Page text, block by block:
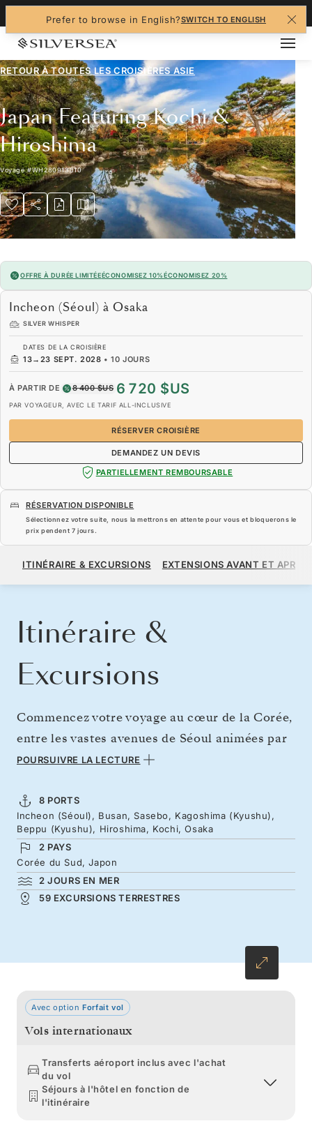
Prefer to browse in English?SWITCH TO ENGLISH
RETOUR À TOUTES LESCROISIÈRES ASIE
Japan Featuring Kochi &
Hiroshima
Voyage#WH280913010
OFFRE À DURÉE LIMITÉEÉCONOMISEZ 10%ÉCONOMISEZ 20%
Incheon (Séoul) à Osaka
SILVER WHISPER
DATES DE LA CROISIÈRE
13→ 23 SEPT. 2028 •10 JOURS
À PARTIR DE 8 400 $US 6 720 $US
PAR VOYAGEUR, AVEC LE TARIF ALL-INCLUSIVE
RÉSERVER CROISIÈRE
DEMANDEZ UN DEVIS
PARTIELLEMENT REMBOURSABLE
RÉSERVATION DISPONIBLE
Sélectionnez votre suite, nous la mettrons en attente pour vous et bloquerons le
prix pendent 7 jours.
À PARTIR DE 6 720 $US
ITINÉRAIRE & EXCURSIONS EXTENSIONS AVANT ET APRÈS
Itinéraire &
Excursions
Commencez votre voyage au cœur de la Corée,
entre les vastes avenues de Séoul animées par
la culture pop et les étals de street food, puis
bouddhistes classés au patrimoine mondial de
l’UNESCO. Puis mettez le cap sur le Japon, en
commençant par l’archipel éparpillé de
Kujūkushima, avant de découvrir le décor
volcanique de Kagoshima, les sources
thermales fumantes de Beppu et le Parc du
dans l’effervescente Osaka vous laisse tout le
temps d’explorer les temples et sanctuaires
aux toits courbés de Kyoto ou de Nara.
POURSUIVRE LA LECTURE
8 PORTS
Incheon (Séoul), Busan, Sasebo, Kagoshima (Kyushu),
Beppu (Kyushu), Hiroshima, Kochi, Osaka
2 PAYS
Corée du Sud, Japon
2 JOURS EN MER
59 EXCURSIONS TERRESTRES
Avec option Forfait vol
Vols internationaux
Transferts aéroport inclus avec l'achat
du vol
Séjours à l'hôtel en fonction de
l'itinéraire